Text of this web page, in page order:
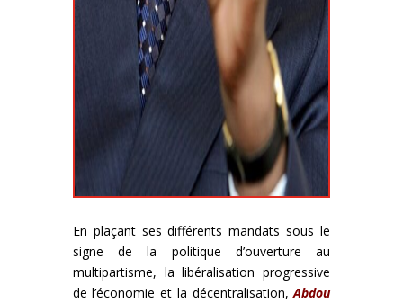
En plaçant ses différents mandats sous le
signe de la politique d’ouverture au
multipartisme, la libéralisation progressive
de l’économie et la décentralisation,Abdou